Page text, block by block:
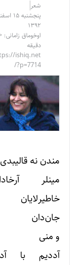
شعر
پنجشنبه ۱۵
۱۳۹۲
دقیقه
ishiq.net
/?p=7714
مندن نه قالیبدی
مینلر
خاطیرلایان
جان‌دان
و منی
آددیم با